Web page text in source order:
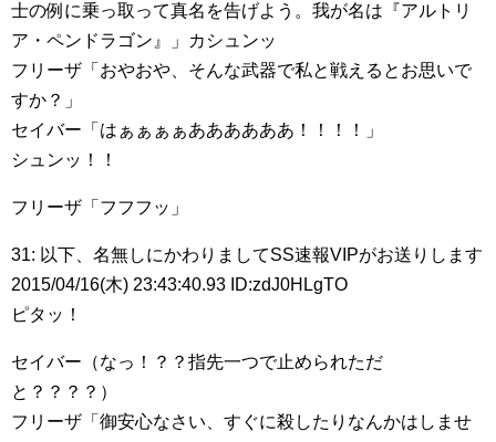
士の例に乗っ取って真名を告げよう。我が名は『アルトリ
ア・ペンドラゴン』」カシュンッ
フリーザ「おやおや、そんな武器で私と戦えるとお思いで
すか？」
セイバー「はぁぁぁぁああああああ！！！！」
シュンッ！！
フリーザ「フフフッ」
31: 以下、名無しにかわりましてSS速報VIPがお送りします
2015/04/16(木) 23:43:40.93 ID:zdJ0HLgTO
ピタッ！
セイバー（なっ！？？指先一つで止められただ
と？？？？）
フリーザ「御安心なさい、すぐに殺したりなんかはしませ